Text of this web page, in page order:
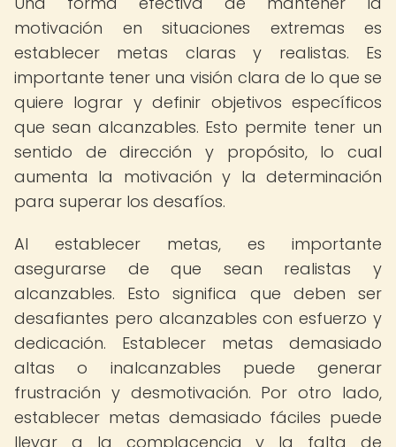
motivación en situaciones extremas es
establecer metas claras y realistas. Es
importante tener una visión clara de lo que se
quiere lograr y definir objetivos específicos
que sean alcanzables. Esto permite tener un
sentido de dirección y propósito, lo cual
aumenta la motivación y la determinación
para superar los desafíos.
Al establecer metas, es importante
asegurarse de que sean realistas y
alcanzables. Esto significa que deben ser
desafiantes pero alcanzables con esfuerzo y
dedicación. Establecer metas demasiado
altas o inalcanzables puede generar
frustración y desmotivación. Por otro lado,
establecer metas demasiado fáciles puede
llevar a la complacencia y la falta de